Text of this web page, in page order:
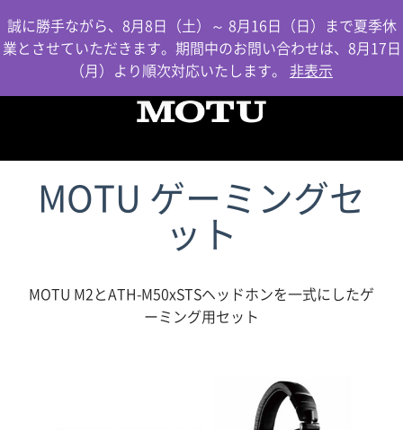
0
MOTU ゲーミングセ
ット
MOTU M2とATH-M50xSTSヘッドホンを一式にしたゲ
ーミング用セット
誠に勝手ながら、8月8日（土）～ 8月16日（日）まで夏季休
業とさせていただきます。期間中のお問い合わせは、8月17日
（月）より順次対応いたします。 非表示